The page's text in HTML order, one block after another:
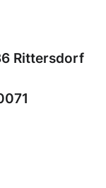
Rittersdorf